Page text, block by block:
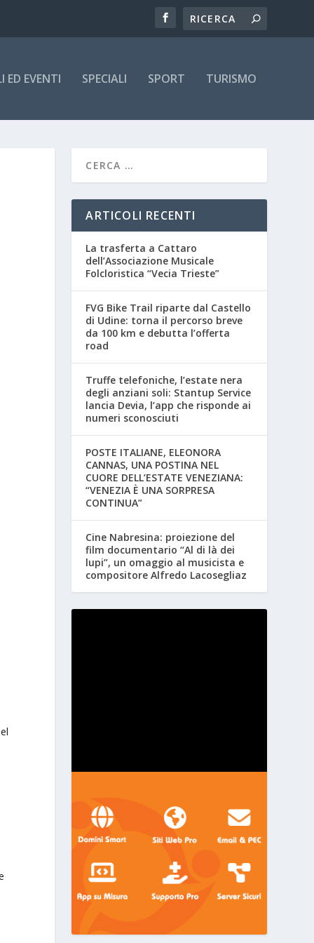
ED EVENTI SPECIALI SPORT TURISMO
ARTICOLI RECENTI
La trasferta a Cattaro
dell’Associazione Musicale
Folcloristica “Vecia Trieste”
FVG Bike Trail riparte dal Castello
di Udine: torna il percorso breve
da 100 km e debutta l’offerta
road
Truffe telefoniche, l’estate nera
degli anziani soli: Stantup Service
lancia Devia, l’app che risponde ai
numeri sconosciuti
POSTE ITALIANE, ELEONORA
CANNAS, UNA POSTINA NEL
CUORE DELL’ESTATE VENEZIANA:
“VENEZIA È UNA SORPRESA
CONTINUA”
Cine Nabresina: proiezione del
film documentario “Al di là dei
lupi”, un omaggio al musicista e
compositore Alfredo Lacosegliaz